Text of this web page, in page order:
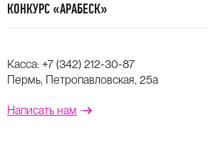
КОНКУРС «АРАБЕСК»
Касса: +7 (342) 212-30-87
Пермь, Петропавловская, 25а
Написать нам